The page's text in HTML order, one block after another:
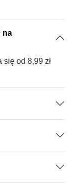
na
się od 8,99 zł